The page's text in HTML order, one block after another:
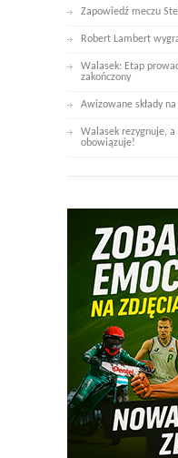
Zapowiedź meczu
Robert Lambert
Walasek: Etap
zakończony
Awizowane składy
Walasek rezygnuje,
obowiązuje!